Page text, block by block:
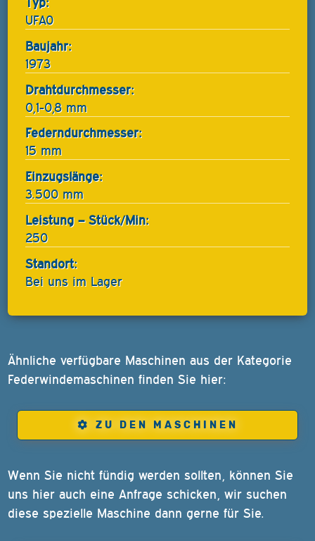
UFA0
Baujahr:
1973
Drahtdurchmesser:
0,1-0,8 mm
Federndurchmesser:
15 mm
Einzugslänge:
3.500 mm
Leistung – Stück/Min:
250
Standort:
Bei uns im Lager
Ähnliche verfügbare Maschinen aus der Kategorie
Federwindemaschinen finden Sie hier:
ZU DEN MASCHINEN
Wenn Sie nicht fündig werden sollten, können Sie
uns hier auch eine Anfrage schicken, wir suchen
diese spezielle Maschine dann gerne für Sie.